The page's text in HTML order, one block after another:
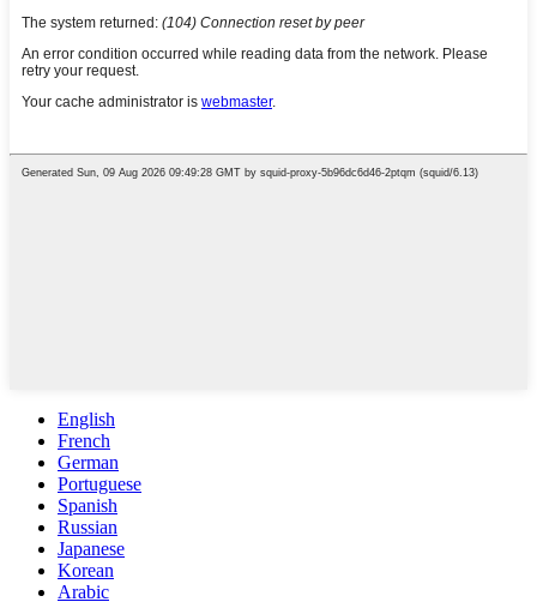
English
French
German
Portuguese
Spanish
Russian
Japanese
Korean
Arabic